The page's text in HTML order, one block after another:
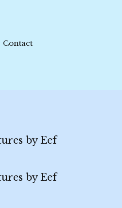
Contact
by Eef
by Eef